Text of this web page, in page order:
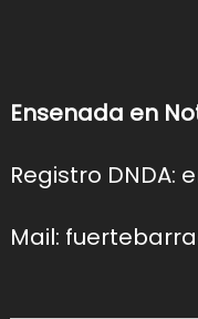
Ensenada en
Registro DNDA:
Mail: